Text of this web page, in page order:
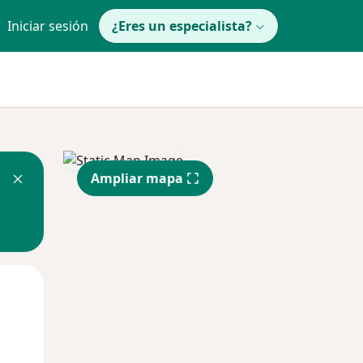
Iniciar sesión ¿Eres un especialista?
Ampliar mapa